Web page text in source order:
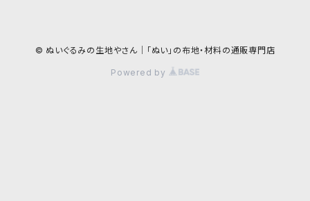
© ぬいぐるみの生地やさん｜「ぬい」の布地・材料の通販専門店
Powered by